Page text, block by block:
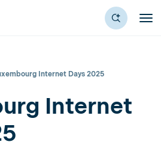
Internet Days 2025
Internet